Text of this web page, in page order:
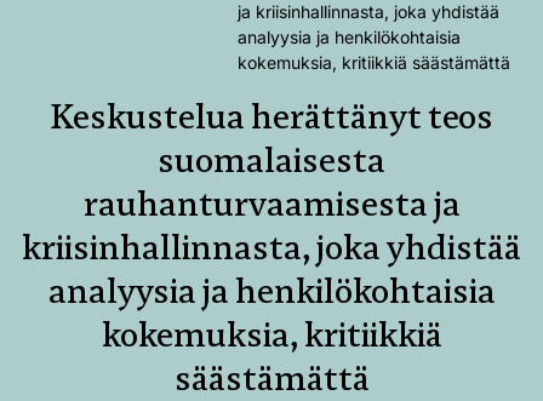
ja kriisinhallinnasta, joka yhdistää
analyysia ja henkilökohtaisia
kokemuksia, kritiikkiä säästämättä
Keskustelua herättänyt teos
suomalaisesta
rauhanturvaamisesta ja
kriisinhallinnasta, joka yhdistää
analyysia ja henkilökohtaisia
kokemuksia, kritiikkiä
säästämättä